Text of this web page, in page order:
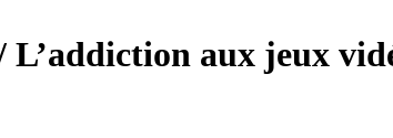
aux jeux